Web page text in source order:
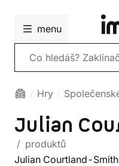
menu
Vyhledávání
Hry
Julian
/ produktů
Julian Courtland-